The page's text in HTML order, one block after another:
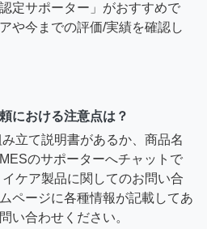
定サポーター」がおすすめで
や今までの評価/実績を確認し
における注意点は？
立て説明書があるか、商品名
のサポーターへチャットで
ケア製品に関してのお問い合
ページに各種情報が記載してあ
い合わせください。